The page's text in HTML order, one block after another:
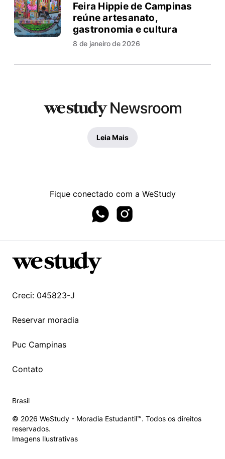
Feira Hippie de Campinas
reúne artesanato,
gastronomia e cultura
8 de janeiro de 2026
Leia Mais
Fique conectado com a WeStudy
Creci: 045823-J
Reservar moradia
Puc Campinas
Contato
Brasil
© 2026 WeStudy - Moradia Estudantil™. Todos os direitos
reservados.
Imagens Ilustrativas